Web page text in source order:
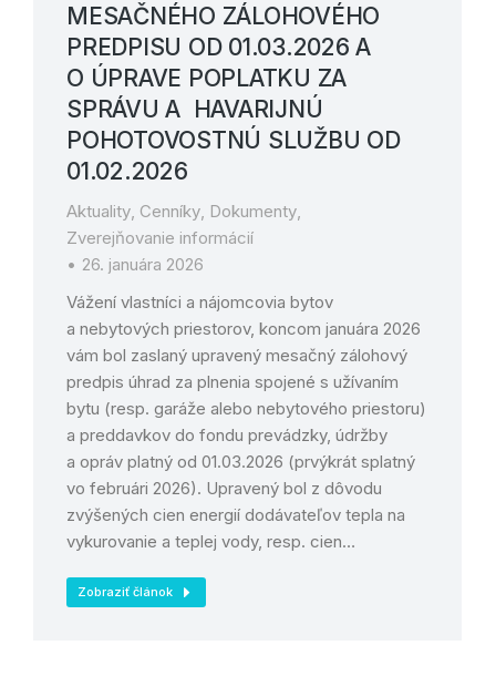
MESAČNÉHO ZÁLOHOVÉHO
PREDPISU OD 01.03.2026 A
O ÚPRAVE POPLATKU ZA
SPRÁVU A HAVARIJNÚ
POHOTOVOSTNÚ SLUŽBU OD
01.02.2026
Aktuality, Cenníky, Dokumenty,
Zverejňovanie informácií
26. januára 2026
Vážení vlastníci a nájomcovia bytov
a nebytových priestorov, koncom januára 2026
vám bol zaslaný upravený mesačný zálohový
predpis úhrad za plnenia spojené s užívaním
bytu (resp. garáže alebo nebytového priestoru)
a preddavkov do fondu prevádzky, údržby
a opráv platný od 01.03.2026 (prvýkrát splatný
vo februári 2026). Upravený bol z dôvodu
zvýšených cien energií dodávateľov tepla na
vykurovanie a teplej vody, resp. cien…
Zobraziť článok